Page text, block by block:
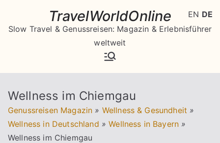
springen
TravelWorldOnline
Slow Travel & Genussreisen: Magazin & Erlebnisführer
weltweit
Wellness im Chiemgau
Genussreisen Magazin » Wellness & Gesundheit »
Wellness in Deutschland » Wellness in Bayern »
Wellness im Chiemgau
EN DE